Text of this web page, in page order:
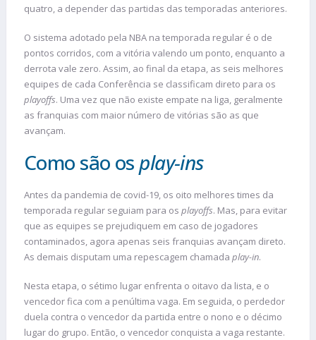
quatro, a depender das partidas das temporadas anteriores.
O sistema adotado pela NBA na temporada regular é o de
pontos corridos, com a vitória valendo um ponto, enquanto a
derrota vale zero. Assim, ao final da etapa, as seis melhores
equipes de cada Conferência se classificam direto para os
playoffs. Uma vez que não existe empate na liga, geralmente
as franquias com maior número de vitórias são as que
avançam.
Como são osplay-ins
Antes da pandemia de covid-19, os oito melhores times da
temporada regular seguiam para os playoffs. Mas, para evitar
que as equipes se prejudiquem em caso de jogadores
contaminados, agora apenas seis franquias avançam direto.
As demais disputam uma repescagem chamada play-in.
Nesta etapa, o sétimo lugar enfrenta o oitavo da lista, e o
vencedor fica com a penúltima vaga. Em seguida, o perdedor
duela contra o vencedor da partida entre o nono e o décimo
lugar do grupo. Então, o vencedor conquista a vaga restante.